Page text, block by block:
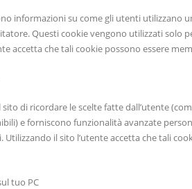
informazioni su come gli utenti utilizzano
Questi cookie vengono utilizzati solo
accetta che tali cookie possono essere
di ricordare le scelte fatte dall’utente
e forniscono funzionalità avanzate
Utilizzando il sito l’utente accetta che tali
tuo PC